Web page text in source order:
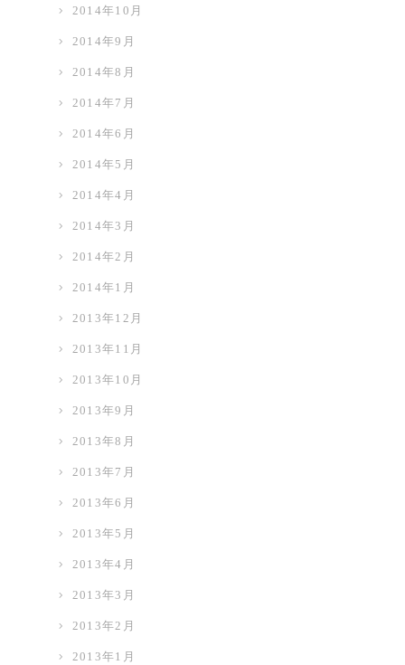
2014年10月
2014年9月
2014年8月
2014年7月
2014年6月
2014年5月
2014年4月
2014年3月
2014年2月
2014年1月
2013年12月
2013年11月
2013年10月
2013年9月
2013年8月
2013年7月
2013年6月
2013年5月
2013年4月
2013年3月
2013年2月
2013年1月